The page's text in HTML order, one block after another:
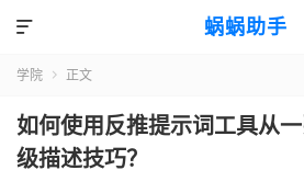
蜗蜗助手

学院  正文
如何使用反推提示词工具从
级描述技巧？